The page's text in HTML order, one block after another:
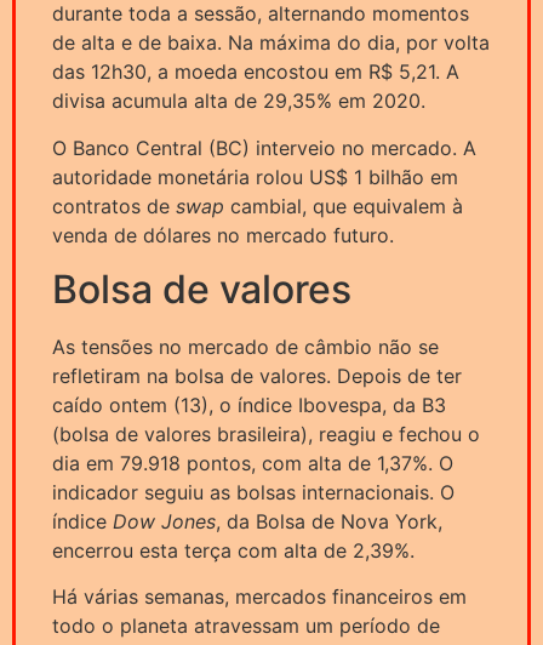
durante toda a sessão, alternando momentos
de alta e de baixa. Na máxima do dia, por volta
das 12h30, a moeda encostou em R$ 5,21. A
divisa acumula alta de 29,35% em 2020.
O Banco Central (BC) interveio no mercado. A
autoridade monetária rolou US$ 1 bilhão em
contratos de swap cambial, que equivalem à
venda de dólares no mercado futuro.
Bolsa de valores
As tensões no mercado de câmbio não se
refletiram na bolsa de valores. Depois de ter
caído ontem (13), o índice Ibovespa, da B3
(bolsa de valores brasileira), reagiu e fechou o
dia em 79.918 pontos, com alta de 1,37%. O
indicador seguiu as bolsas internacionais. O
índice Dow Jones, da Bolsa de Nova York,
encerrou esta terça com alta de 2,39%.
Há várias semanas, mercados financeiros em
todo o planeta atravessam um período de